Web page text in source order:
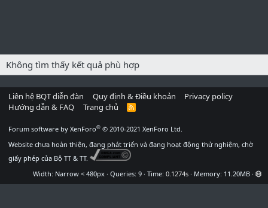
Không tìm thấy kết quả phù hợp
Liên hệ BQT diễn đàn Quy định & Điều khoản
Privacy policy
Hướng dẫn & FAQ
Trang chủ
R
Forum software by XenForo® © 2010-2021 XenForo Ltd.
Website chưa hoàn thiện, đang phát triển và đang hoạt động thử nghiệm, chờ
giấy phép của Bộ TT & TT.
Width
Queries 9 Time 0.1274s Memory 11.20MB